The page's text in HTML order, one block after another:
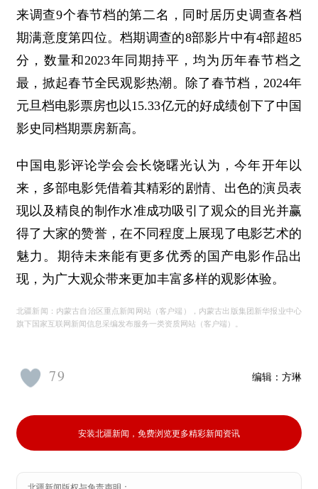
来调查9个春节档的第二名，同时居历史调查各档
期满意度第四位。档期调查的8部影片中有4部超85
分，数量和2023年同期持平，均为历年春节档之
最，掀起春节全民观影热潮。除了春节档，2024年
元旦档电影票房也以15.33亿元的好成绩创下了中国
影史同档期票房新高。
中国电影评论学会会长饶曙光认为，今年开年以
来，多部电影凭借着其精彩的剧情、出色的演员表
现以及精良的制作水准成功吸引了观众的目光并赢
得了大家的赞誉，在不同程度上展现了电影艺术的
魅力。期待未来能有更多优秀的国产电影作品出
现，为广大观众带来更加丰富多样的观影体验。
北疆新闻：内蒙古自治区重点新闻网站（客户端），内蒙古出版集团新华报业中心
旗下国家互联网新闻信息采编发布服务一类资质网站（客户端）。
编辑： 方琳
79
安装北疆新闻，免费浏览更多精彩新闻资讯